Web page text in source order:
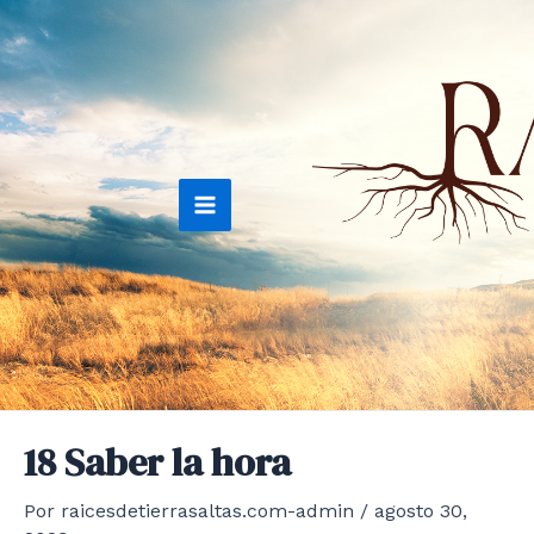
Ir
al
contenido
Main
Menu
18 Saber la hora
Por raicesdetierrasaltas.com-admin / agosto 30,